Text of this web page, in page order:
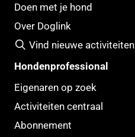
Doen met je hond
Over Doglink
Vind nieuwe activiteiten
Hondenprofessional
Eigenaren op zoek
Activiteiten centraal
Abonnement